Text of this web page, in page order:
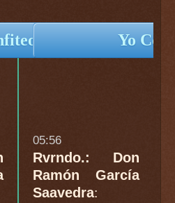
Deo... Yo
05:56
Rvrndo.: Don
Ramón García
Saavedra: